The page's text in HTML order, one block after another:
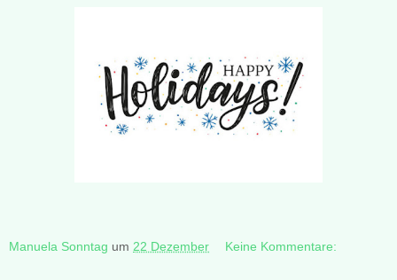
Manuela Sonntag um 22 Dezember Keine Kommentare: